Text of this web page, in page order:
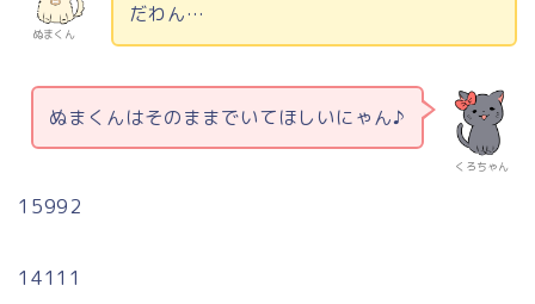
ぬまくん
だわん…
くろちゃん
ぬまくんはそのままでいてほしいにゃん♪
15992
14111